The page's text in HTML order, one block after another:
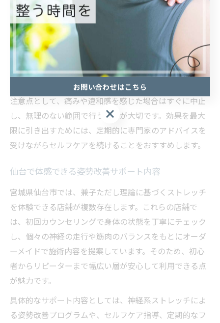
具体的には、背骨を伸ばすスパインストレッチや、肩甲
骨まわりをほぐすエクササイズ、骨盤の安定を図るスト
レッチなどが推奨されています。これらは動画や書籍な
どで解説されており、正しいフォームを意識しながら行
うことがポイントです。毎日数分でも継続することで、
姿勢の変化や体の軽さを実感しやすくなります。
注意点として、痛みや違和感を感じた場合はすぐに中止
し、無理のない範囲で行うことが大切です。効果を最大
限に引き出すためには、定期的に専門家のアドバイスを
受けながらセルフケアを続けることをおすすめします。
仙台で体感できる姿勢改善サポート内容
宮城県仙台市では、兼子ただし理論に基づくストレッチ
を体験できる店舗が複数存在します。これらの店舗で
は、初回カウンセリングで身体の状態を丁寧にチェック
し、個々の神経の走行や筋肉のバランスをもとにオーダ
ーメイドで施術内容を提案しています。そのため、初心
者からリピーターまで幅広い層が安心して利用できる点
が魅力です。
具体的なサポート内容としては、神経系ストレッチによ
る姿勢改善プログラムや、セルフケア指導、定期的なフ
お問い合わせはこちら